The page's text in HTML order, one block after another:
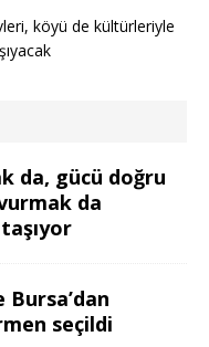
köyü de kültürleriyle
da, gücü doğru
da
Bursa’dan
seçildi